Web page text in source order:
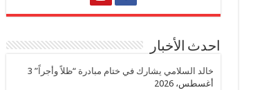
احدث الأخبار
خالد السلامي يشارك في ختام مبادرة “ظلاً وأجراً” 3
أغسطس، 2026